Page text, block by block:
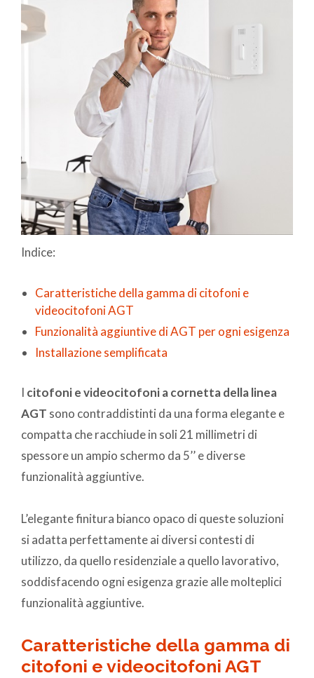
Indice:
Caratteristiche della gamma di citofoni e
videocitofoni AGT
Funzionalità aggiuntive di AGT per ogni esigenza
Installazione semplificata
I citofoni e videocitofoni a cornetta della linea
AGT sono contraddistinti da una forma elegante e
compatta che racchiude in soli 21 millimetri di
spessore un ampio schermo da 5’’ e diverse
funzionalità aggiuntive.
L’elegante finitura bianco opaco di queste soluzioni
si adatta perfettamente ai diversi contesti di
utilizzo, da quello residenziale a quello lavorativo,
soddisfacendo ogni esigenza grazie alle molteplici
funzionalità aggiuntive.
Caratteristiche della gamma di
citofoni e videocitofoni AGT